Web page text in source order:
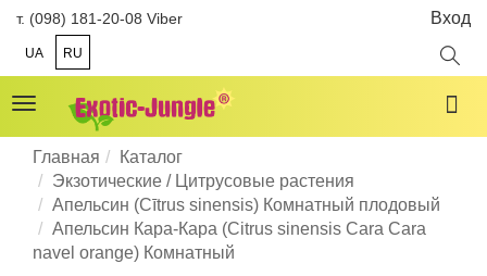
т. (098) 181-20-08 Viber
UA RU
Вход
Toggle
navigation
Главная
Каталог
Экзотические / Цитрусовые растения
Апельсин (Cītrus sinensis) Комнатный плодовый
Апельсин Кара-Кара (Citrus sinensis Cara Cara
navel orange) Комнатный